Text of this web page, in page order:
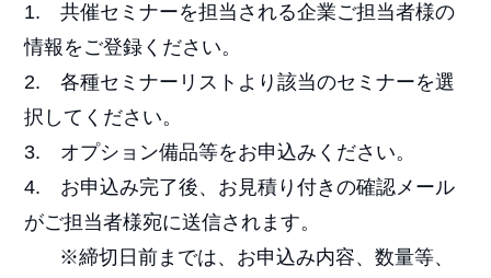
1. 共催セミナーを担当される企業ご担当者様の
情報をご登録ください。
2. 各種セミナーリストより該当のセミナーを選
択してください。
3. オプション備品等をお申込みください。
4. お申込み完了後、お見積り付きの確認メール
がご担当者様宛に送信されます。
※締切日前までは、お申込み内容、数量等、